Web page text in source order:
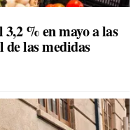
% en mayo a las
las medidas